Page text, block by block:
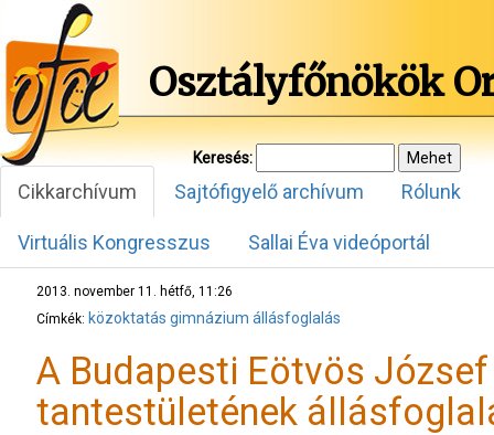
Osztályfőnökök
Keresés:
Cikkarchívum Sajtófigyelő archívum Rólunk
Virtuális Kongresszus Sallai Éva videóportál
2013. november 11. hétfő, 11:26
Címkék: közoktatás gimnázium állásfoglalás
A Budapesti Eötvös
tantestületének